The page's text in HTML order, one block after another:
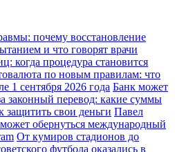
почему восстановление
и что говорят врачи
когда процедура становится
по новым правилам: что
1 сентября 2026 года Банк может
законный перевод: какие суммы
защитить свои деньги Павел
обернуться международный
От кумиров стадионов до
футбола оказались в